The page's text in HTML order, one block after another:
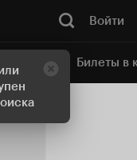
Войти
Билеты в